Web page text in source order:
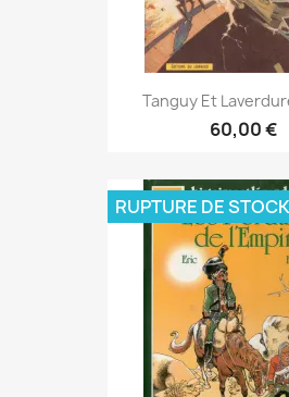
Tanguy Et
60,00 €
RUPTURE DE STOCK